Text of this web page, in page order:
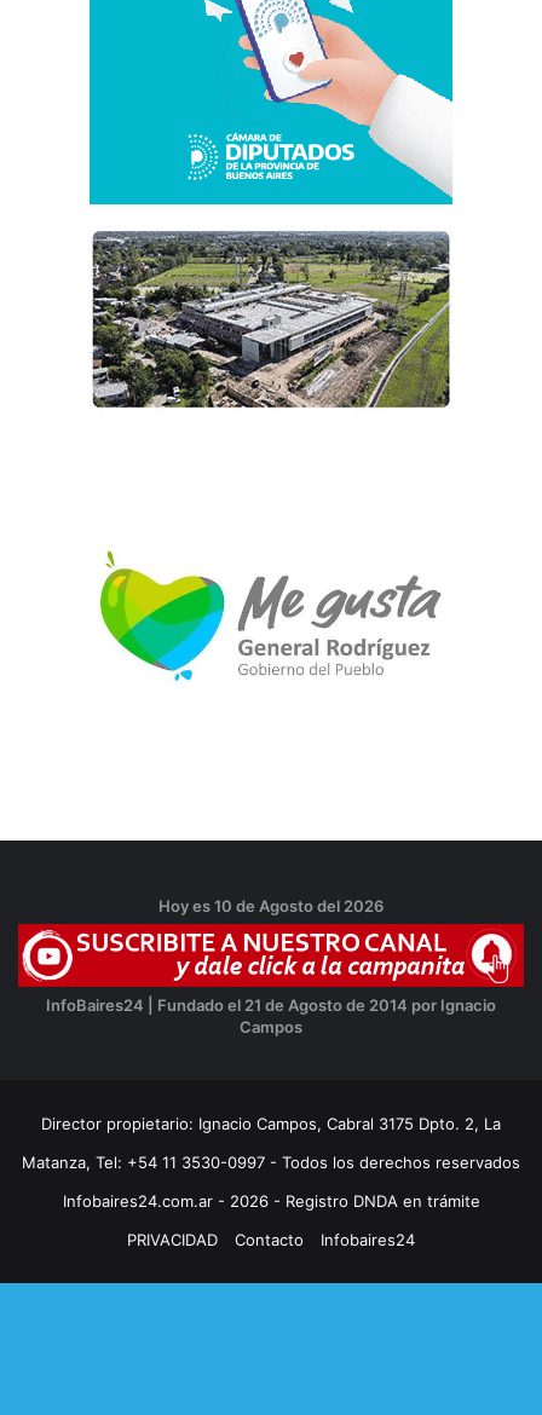
Hoy es 10 de Agosto del 2026
InfoBaires24 | Fundado el 21 de Agosto de 2014 por Ignacio
Campos
Director propietario: Ignacio Campos, Cabral 3175 Dpto. 2, La
Matanza, Tel: +54 11 3530-0997 - Todos los derechos reservados
Infobaires24.com.ar - 2026 - Registro DNDA en trámite
PRIVACIDAD
Contacto Infobaires24